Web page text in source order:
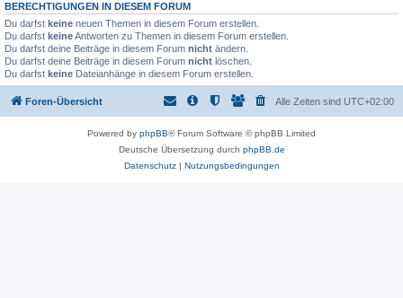
BERECHTIGUNGEN IN DIESEM FORUM
Du darfst keine neuen Themen in diesem Forum erstellen.
Du darfst keineAntworten zu Themen in diesem Forum erstellen.
Du darfst deine Beiträge in diesem Forum nicht ändern.
Du darfst deine Beiträge in diesem Forum nicht löschen.
Du darfst keine Dateianhänge in diesem Forum erstellen.
Foren-Übersicht Alle Zeiten sind UTC+02:00
Powered by phpBB® Forum Software © phpBB Limited
Deutsche Übersetzung durch phpBB.de
Datenschutz| Nutzungsbedingungen